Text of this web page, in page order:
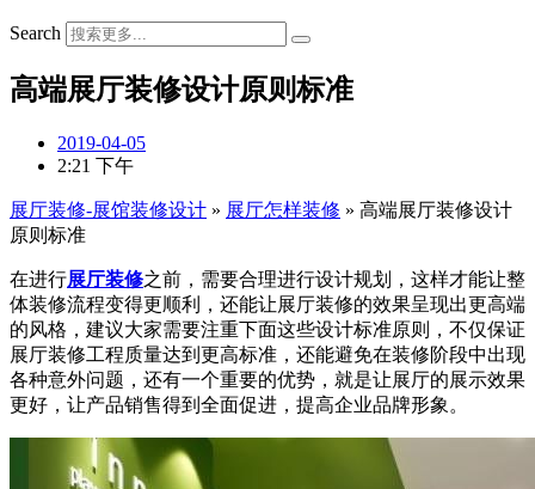
Search
高端展厅装修设计原则标准
2019-04-05
2:21 下午
展厅装修-展馆装修设计 » 展厅怎样装修 » 高端展厅装修设计
原则标准
在进行展厅装修之前，需要合理进行设计规划，这样才能让整
体装修流程变得更顺利，还能让展厅装修的效果呈现出更高端
的风格，建议大家需要注重下面这些设计标准原则， 不仅保证
展厅装修工程质量达到更高标准，还能避免在装修阶段中出现
各种意外问题，还有一个重要的优势，就是让展厅的展示效果
更好，让产品销售得到全面促进，提高企业品牌形象。